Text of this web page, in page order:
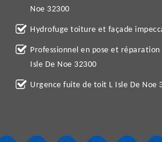
Noe 32300
Hydrofuge toiture et façade
Professionnel en pose et
Isle De Noe 32300
Urgence fuite de toit L Isle De Noe